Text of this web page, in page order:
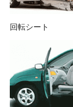
回転シート